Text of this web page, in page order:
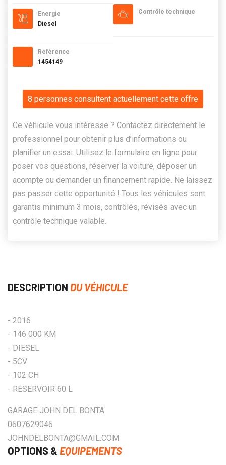
Energie
Diesel
Référence
1454149
Contrôle technique
8 personnes consultent actuellement cette offre
Ce véhicule vous intéresse ? Contactez directement le
professionnel pour obtenir plus d’informations ou
planifier un essai. Utilisez le formulaire en ligne pour
poser vos questions, réserver la voiture, déposer un
acompte ou demander un financement rapide. Ne laissez
pas passer cette opportunité ! Tous les véhicules sont
garantis minimum 3 mois, contrôlés, révisés avec un
contrôle technique valable.
DESCRIPTION DU VÉHICULE
- 2016
- 146 000 KM
- DIESEL
- 5CV
- 102 CH
- RESERVOIR 60 L
GARAGE JOHN DEL BONTA
0607629046
JOHNDELBONTA@GMAIL.COM
OPTIONS & EQUIPEMENTS